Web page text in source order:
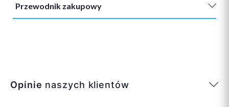
Przewodnik zakupowy
Opinie naszych klientów